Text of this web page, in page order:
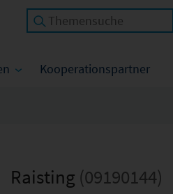
Kooperationspartner
Raisting (09190144)